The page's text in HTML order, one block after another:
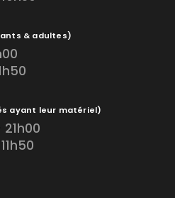
& adultes)
ayant leur matériel)